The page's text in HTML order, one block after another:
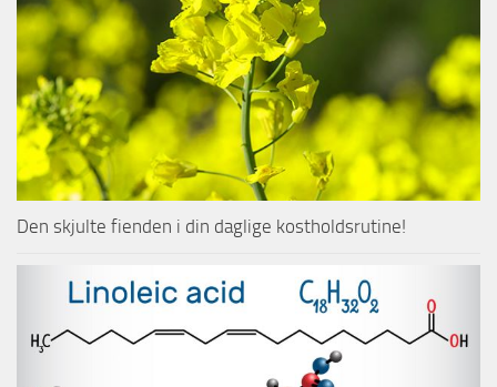
Den skjulte fienden i din daglige kostholdsrutine!